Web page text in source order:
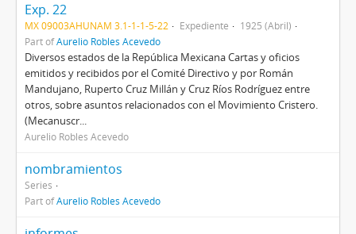
Exp. 22
MX 09003AHUNAM 3.1-1-1-5-22 Expediente
1925 (Abril)
Part ofAurelio Robles Acevedo
Diversos estados de la República Mexicana Cartas y oficios
emitidos y recibidos por el Comité Directivo y por Román
Mandujano, Ruperto Cruz Millán y Cruz Ríos Rodríguez entre
otros, sobre asuntos relacionados con el Movimiento Cristero.
(Mecanuscr...
Aurelio Robles Acevedo
nombramientos
Series
Part ofAurelio Robles Acevedo